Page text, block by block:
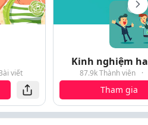
viết
Kinh nghiệm
87.9k Thành viên ·
Tham gia